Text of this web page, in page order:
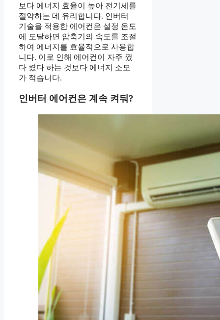
보다 에너지 효율이 높아 전기세를
절약하는 데 유리합니다. 인버터
기술을 적용한 에어컨은 설정 온도
에 도달하면 압축기의 속도를 조절
하여 에너지를 효율적으로 사용합
니다. 이로 인해 에어컨이 자주 껐
다 켰다 하는 것보다 에너지 소모
가 적습니다.
인버터 에어컨은 계속 켜둬?